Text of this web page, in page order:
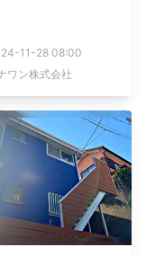
11-28 08:00
ワン株式会社